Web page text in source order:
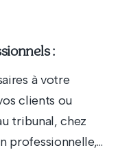
:
à votre
clients ou
tribunal, chez
professionnelle,…